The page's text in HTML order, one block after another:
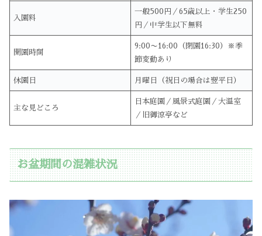
入園料
一般500円／65歳以上・学生250
円／中学生以下無料
開園時間
9:00〜16:00（閉園16:30）※季
節変動あり
休園日 月曜日（祝日の場合は翌平日）
主な見どころ
日本庭園／風景式庭園／大温室
／旧御涼亭など
お盆期間の混雑状況